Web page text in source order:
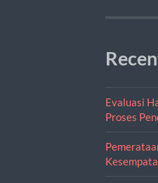
Evaluasi
Proses